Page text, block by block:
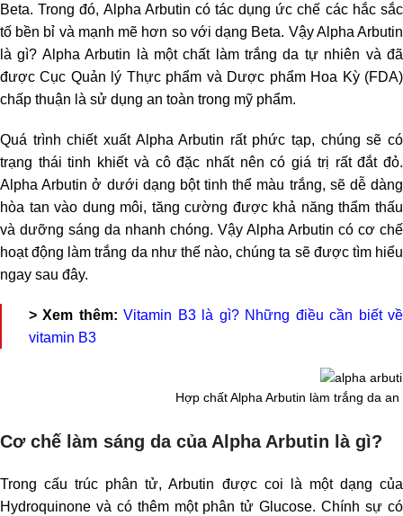
Beta. Trong đó, Alpha Arbutin có tác dụng ức chế các hắc sắc
tố bền bỉ và mạnh mẽ hơn so với dạng Beta. Vậy Alpha Arbutin
là gì? Alpha Arbutin là một chất làm trắng da tự nhiên và đã
được Cục Quản lý Thực phẩm và Dược phẩm Hoa Kỳ (FDA)
chấp thuận là sử dụng an toàn trong mỹ phẩm.
Quá trình chiết xuất Alpha Arbutin rất phức tạp, chúng sẽ có
trạng thái tinh khiết và cô đặc nhất nên có giá trị rất đắt đỏ.
Alpha Arbutin ở dưới dạng bột tinh thể màu trắng, sẽ dễ dàng
hòa tan vào dung môi, tăng cường được khả năng thẩm thấu
và dưỡng sáng da nhanh chóng. Vậy Alpha Arbutin có cơ chế
hoạt động làm trắng da như thế nào, chúng ta sẽ được tìm hiểu
ngay sau đây.
> Xem thêm: Vitamin B3 là gì? Những điều cần biết về
vitamin B3
Hợp chất Alpha Arbutin làm trắng da
Cơ chế làm sáng da của Alpha Arbutin là gì?
Trong cấu trúc phân tử, Arbutin được coi là một dạng của
Hydroquinone và có thêm một phân tử Glucose. Chính sự có